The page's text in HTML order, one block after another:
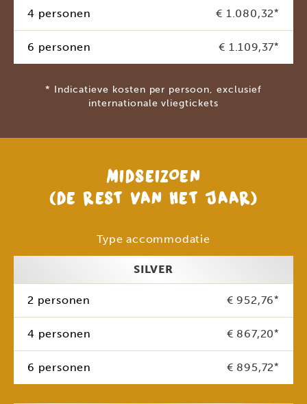
4 personen € 1.080,32*
6 personen € 1.109,37*
* Indicatieve kosten per persoon, exclusief
internationale vliegtickets
MIDSEIZOEN
(DE REST VAN HET JAAR)
Type accommodatie
SILVER
2 personen € 952,76*
4 personen € 867,20*
6 personen € 895,72*